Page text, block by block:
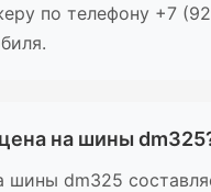
по телефону +7
на шины
шины dm325